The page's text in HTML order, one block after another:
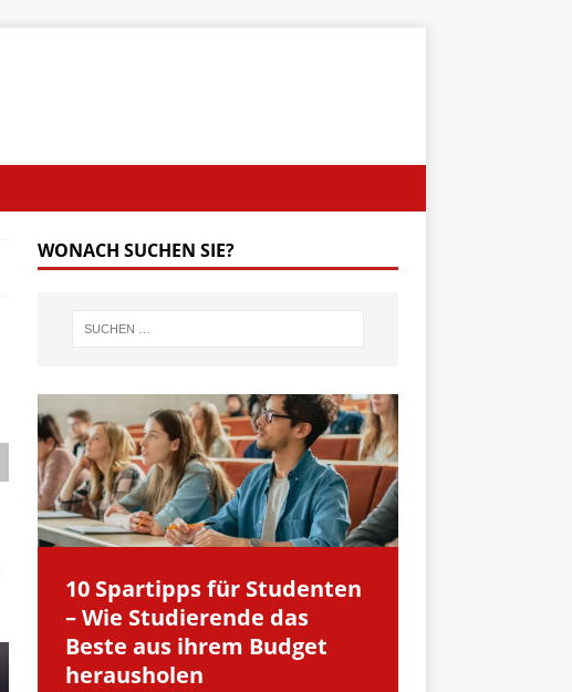
WONACH SUCHEN SIE?
10 Spartipps für Studenten
– Wie Studierende das
Beste aus ihrem Budget
herausholen